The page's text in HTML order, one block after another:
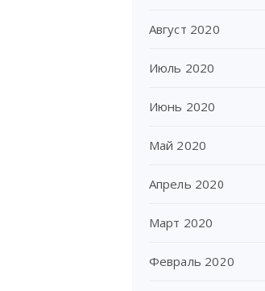
Август 2020
Июль 2020
Июнь 2020
Май 2020
Апрель 2020
Март 2020
Февраль 2020